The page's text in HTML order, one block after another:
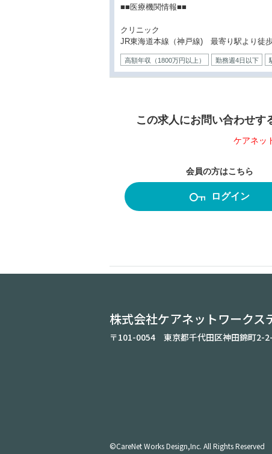
■■医療機関情報■■
クリニック
JR東海道本線（神戸線) 最寄り駅より
高額年収（1800万円以上） 勤務週4日以下
この求人にお問い合わせす
ケアネッ
会員の方はこちら
ログイン
株式会社ケアネットワークス
〒101-0054 東京都千代田区神田錦町2-
©CareNet Works Design,Inc. All Rights Reserved